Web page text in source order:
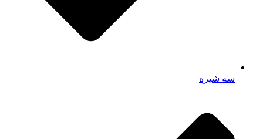
سه شیره